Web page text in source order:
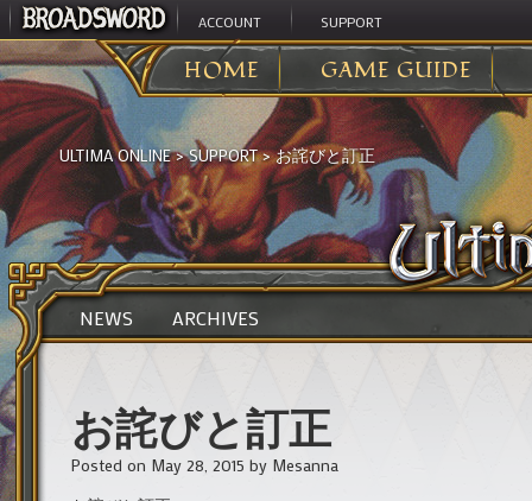
ACCOUNT SUPPORT
HOME GAME GUIDE
ULTIMA ONLINE>SUPPORT>お詫びと訂正
NEWS ARCHIVES
お詫びと訂正
Posted on May 28, 2015 by Mesanna